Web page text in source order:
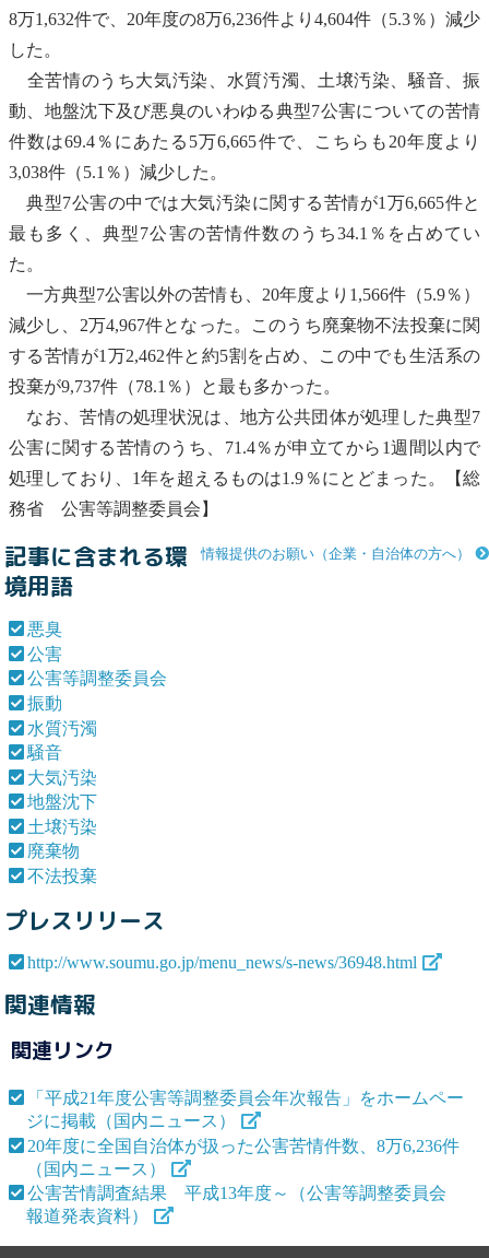
8万1,632件で、20年度の8万6,236件より4,604件（5.3％）減少
した。
全苦情のうち大気汚染 水質汚濁 土壌汚染 、騒音 、振
動
地盤沈下及び悪臭のいわゆる典型7公害についての苦情
件数は69.4％にあたる5万6,665件で、こちらも20年度より
3,038件（5.1％）減少した。
典型7公害の中では大気汚染に関する苦情が1万6,665件と
最も多く、典型7公害の苦情件数のうち34.1％を占めてい
た。
一方典型7公害以外の苦情も、20年度より1,566件（5.9％）
減少し、2万4,967件となった。このうち廃棄物不法投棄に関
する苦情が1万2,462件と約5割を占め、この中でも生活系の
投棄が9,737件（78.1％）と最も多かった。
なお、苦情の処理状況は、地方公共団体が処理した典型7
公害に関する苦情のうち、71.4％が申立てから1週間以内で
処理しており、1年を超えるものは1.9％にとどまった。【総
務省 公害等調整委員会】
情報提供のお願い（企業・自治体の方へ）
記事に含まれる環
境用語
悪臭
公害
公害等調整委員会
振動
水質汚濁
騒音
大気汚染
地盤沈下
土壌汚染
廃棄物
不法投棄
プレスリリース
http://www.soumu.go.jp/menu_news/s-news/36948.html
関連情報
関連リンク
「平成21年度公害等調整委員会年次報告」をホームペー
ジに掲載（国内ニュース）
20年度に全国自治体が扱った公害苦情件数、8万6,236件
（国内ニュース）
公害苦情調査結果 平成13年度～（公害等調整委員会
報道発表資料）